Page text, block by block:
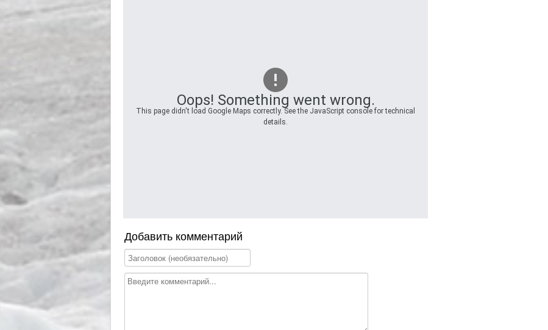
Oops! Something went wrong.
This page didn't load Google Maps correctly. See the JavaScript console for technical
details.
Добавить комментарий